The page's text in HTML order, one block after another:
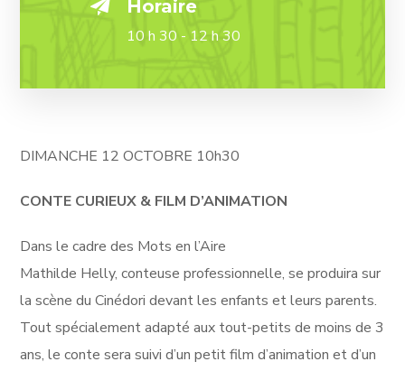
Horaire
10 h 30 - 12 h 30
DIMANCHE 12 OCTOBRE 10h30
CONTE CURIEUX & FILM D’ANIMATION
Dans le cadre des Mots en l’Aire
Mathilde Helly, conteuse professionnelle, se produira sur
la scène du Cinédori devant les enfants et leurs parents.
Tout spécialement adapté aux tout-petits de moins de 3
ans, le conte sera suivi d’un petit film d’animation et d’un